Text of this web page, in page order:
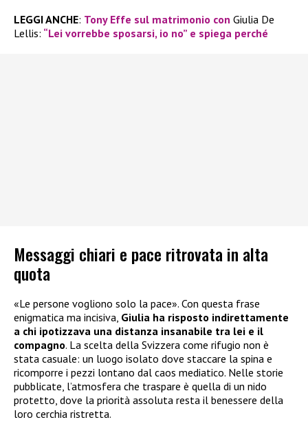
LEGGI ANCHE: Tony Effe sul matrimonio con Giulia De
Lellis: “Lei vorrebbe sposarsi, io no” e spiega perché
Messaggi chiari e pace ritrovata in alta
quota
«Le persone vogliono solo la pace». Con questa frase
enigmatica ma incisiva, Giulia ha risposto indirettamente
a chi ipotizzava una distanza insanabile tra lei e il
compagno. La scelta della Svizzera come rifugio non è
stata casuale: un luogo isolato dove staccare la spina e
ricomporre i pezzi lontano dal caos mediatico. Nelle storie
pubblicate, l’atmosfera che traspare è quella di un nido
protetto, dove la priorità assoluta resta il benessere della
loro cerchia ristretta.